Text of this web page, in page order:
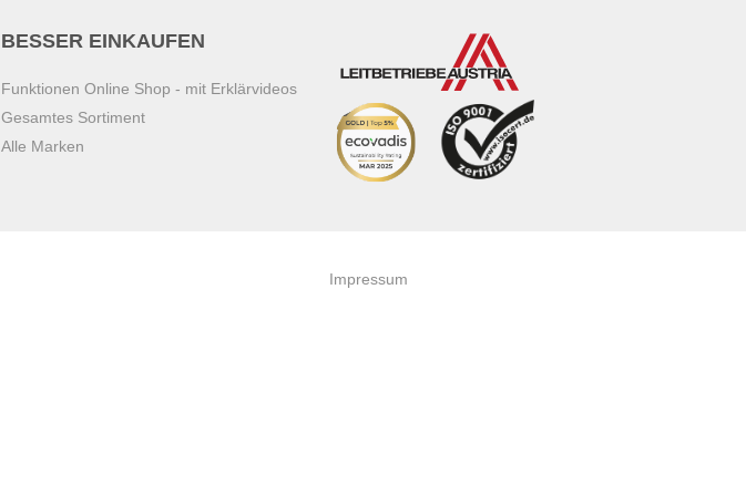
BESSER EINKAUFEN
Funktionen Online Shop - mit Erklärvideos
Gesamtes Sortiment
Alle Marken
Impressum